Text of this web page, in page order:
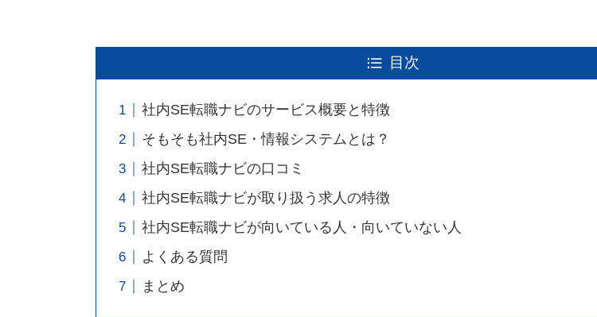
目次
社内SE転職ナビのサービス概要と特徴
そもそも社内SE・情報システムとは？
社内SE転職ナビの口コミ
社内SE転職ナビが取り扱う求人の特徴
社内SE転職ナビが向いている人・向いていない人
よくある質問
まとめ